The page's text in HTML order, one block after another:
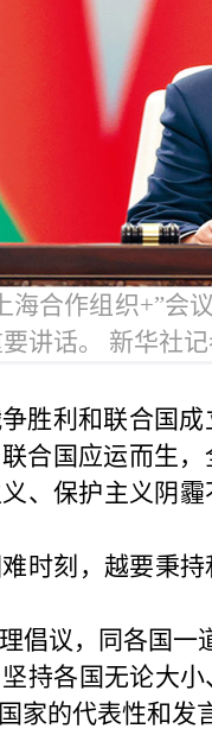
海合作组织+”
讲话。 新华社
胜利和联合国成
合国应运而生
、保护主义阴
时刻，越要秉
倡议，同各国
持各国无论大
家的代表性和发